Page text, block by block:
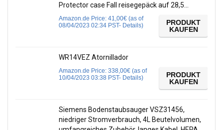
Protector case Fall reisegepäck auf 28,5…
Amazon.de Price: 41,00€ (as of
08/04/2023 02:34 PST- Details)
PRODUKT
KAUFEN
WR14VEZ Atornillador
Amazon.de Price: 338,00€ (as of
10/04/2023 03:38 PST- Details)
PRODUKT
KAUFEN
Siemens Bodenstaubsauger VSZ31456,
niedriger Stromverbrauch, 4L Beutelvolumen,